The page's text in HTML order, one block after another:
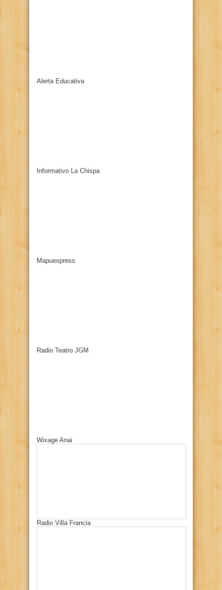
Alerta Educativa
Informativo La Chispa
Mapuexpress
Radio Teatro JGM
Wixage Anai
Radio Villa Francia